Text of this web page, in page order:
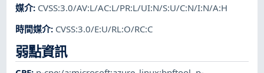
媒介: CVSS:3.0/AV:L/AC:L/PR:L/UI:N/S:U/C:N/I:N/A:H
時間媒介: CVSS:3.0/E:U/RL:O/RC:C
弱點資訊